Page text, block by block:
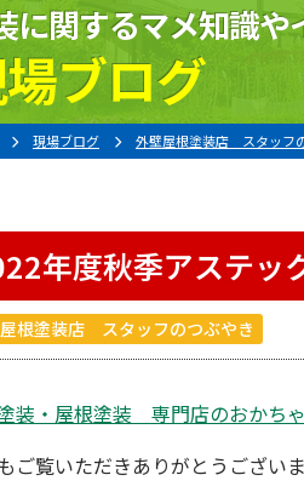
に関するマメ知識
ブログ
現場ブログ 外壁屋根塗装店 スタッフ
年度秋季アステッ
根塗装店 スタッフのつぶやき
装・屋根塗装 専門店のおかち
ご覧いただきありがとうございま